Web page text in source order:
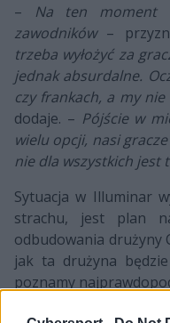
–
Na ten moment
zawodników–
trzeba wyłożyć za
jednak absurdalne.
czy frankach, a my
dodaje. – Pójście w
wielu opcji, nasi
nie dla wszystkich jest
Sytuacja w Illuminar
strachu, jest plan
odbudowania drużyny
jak ta drużyna
poznamy